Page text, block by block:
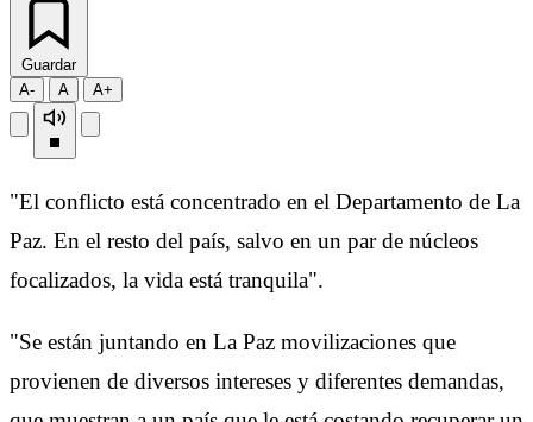
Guardar
A-
A A+
"El conflicto está concentrado en el Departamento de La
Paz. En el resto del país, salvo en un par de núcleos
focalizados, la vida está tranquila".
"Se están juntando en La Paz movilizaciones que
provienen de diversos intereses y diferentes demandas,